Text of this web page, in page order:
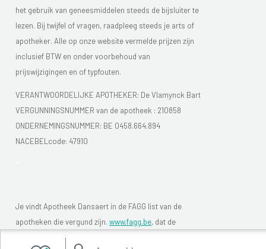
het gebruik van geneesmiddelen steeds de bijsluiter te
lezen. Bij twijfel of vragen, raadpleeg steeds je arts of
apotheker. Alle op onze website vermelde prijzen zijn
inclusief BTW en onder voorbehoud van
prijswijzigingen en of typfouten.
VERANTWOORDELIJKE APOTHEKER: De Vlamynck Bart
VERGUNNINGSNUMMER van de apotheek : 210858
ONDERNEMINGSNUMMER: BE 0458.664.894
NACEBELcode: 47910
Je vindt Apotheek Dansaert in de FAGG list van de
apotheken die vergund zijn. www.fagg.be, dat de
wettelikheid van de Belgische (online) apotheken moet